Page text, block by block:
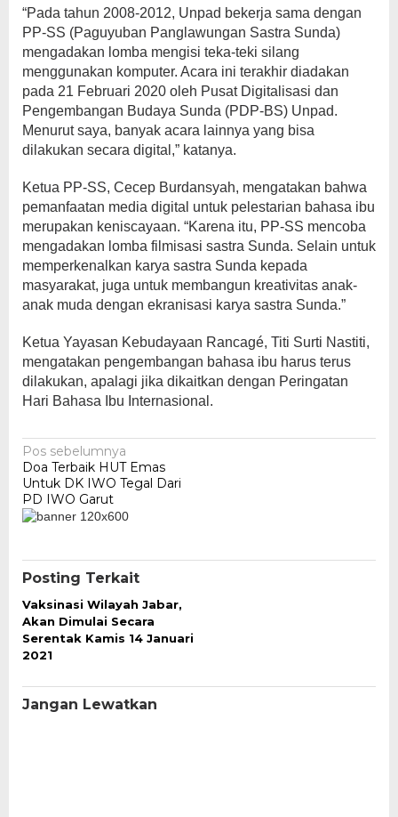
“Pada tahun 2008-2012, Unpad bekerja sama dengan
PP-SS (Paguyuban Panglawungan Sastra Sunda)
mengadakan lomba mengisi teka-teki silang
menggunakan komputer. Acara ini terakhir diadakan
pada 21 Februari 2020 oleh Pusat Digitalisasi dan
Pengembangan Budaya Sunda (PDP-BS) Unpad.
Menurut saya, banyak acara lainnya yang bisa
dilakukan secara digital,” katanya.
Ketua PP-SS, Cecep Burdansyah, mengatakan bahwa
pemanfaatan media digital untuk pelestarian bahasa ibu
merupakan keniscayaan. “Karena itu, PP-SS mencoba
mengadakan lomba filmisasi sastra Sunda. Selain untuk
memperkenalkan karya sastra Sunda kepada
masyarakat, juga untuk membangun kreativitas anak-
anak muda dengan ekranisasi karya sastra Sunda.”
Ketua Yayasan Kebudayaan Rancagé, Titi Surti Nastiti,
mengatakan pengembangan bahasa ibu harus terus
dilakukan, apalagi jika dikaitkan dengan Peringatan
Hari Bahasa Ibu Internasional.
Navigasi
pos
Pos sebelumnya
Doa Terbaik HUT Emas
Untuk DK IWO Tegal Dari
PD IWO Garut
Posting Terkait
Vaksinasi Wilayah Jabar,
Akan Dimulai Secara
Serentak Kamis 14 Januari
2021
Jangan Lewatkan